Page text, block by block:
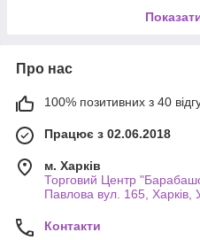
Про нас
100% позитивних з 40
Працює з 02.06.2018
м. Харків
Торговий Центр
Павлова вул. 165, Харків,
Контакти